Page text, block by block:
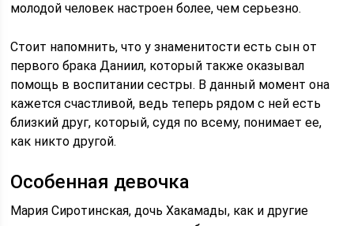
молодой человек настроен более, чем серьезно.
Стоит напомнить, что у знаменитости есть сын от
первого брака Даниил, который также оказывал
помощь в воспитании сестры. В данный момент она
кажется счастливой, ведь теперь рядом с ней есть
близкий друг, который, судя по всему, понимает ее,
как никто другой.
Особенная девочка
Мария Сиротинская, дочь Хакамады, как и другие